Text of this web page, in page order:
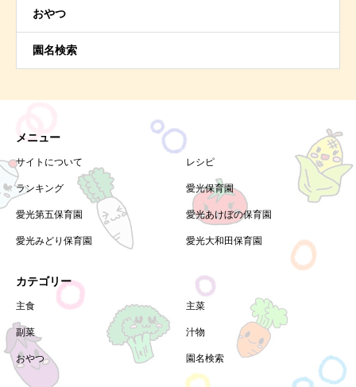
おやつ
園名検索
メニュー
サイトについて レシピ
ランキング 愛光保育園
愛光第五保育園 愛光あけぼの保育園
愛光みどり保育園 愛光大和田保育園
カテゴリー
主食 主菜
副菜 汁物
おやつ 園名検索